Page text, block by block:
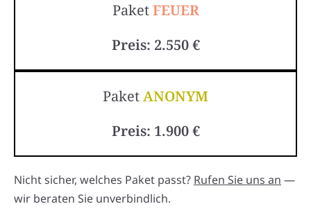
PaketFEUER
Preis: 2.550 €
PaketANONYM
Preis: 1.900 €
Nicht sicher, welches Paket passt? Rufen Sie uns an —
wir beraten Sie unverbindlich.